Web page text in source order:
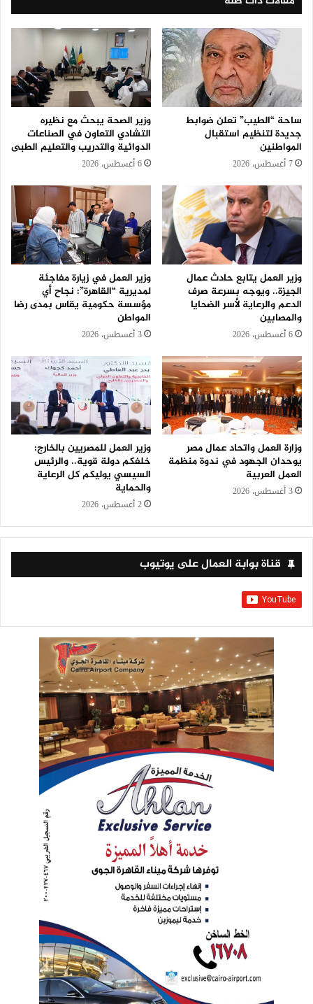
ساحة “الطيب” تعلن ضوابط
جديدة لتنظيم استقبال
المواطنين
7 أغسطس، 2026
وزير الصحة يبحث مع نظيره
التشادي التعاون في الصناعات
الدوائية والتدريب والتعليم الطبى
6 أغسطس، 2026
وزير العمل يتابع حادث عمال
الجيزة.. ويوجه بسرعة صرف
الدعم والرعاية لأسر الضحايا
والمصابين
6 أغسطس، 2026
وزير العمل في زيارة مفاجئة
لمديرية “القاهرة”: نجاح أي
مؤسسة حكومية يقاس بمدى رضا
المواطن
3 أغسطس، 2026
وزارة العمل واتحاد عمال مصر
يوحدان الجهود في ندوة منظمة
العمل العربية
3 أغسطس، 2026
وزير العمل للمصريين بالخارج:
خلفكم دولة قوية.. والرئيس
السيسي يوليكم كل الرعاية
والحماية
2 أغسطس، 2026
قناة بوابة العمال على يوتيوب